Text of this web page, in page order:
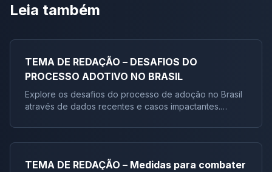
Leia também
TEMA DE REDAÇÃO – DESAFIOS DO
PROCESSO ADOTIVO NO BRASIL
Explore os desafios do processo de adoção no Brasil
através de dados recentes e casos impactantes.
irmãos enfrentam mais dificuldades, e entenda as co
TEMA DE REDAÇÃO – Medidas para combater